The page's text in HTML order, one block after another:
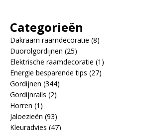
Categorieën
Dakraam raamdecoratie (8)
Duorolgordijnen (25)
Elektrische raamdecoratie (1)
Energie besparende tips (27)
Gordijnen (344)
Gordijnrails (2)
Horren (1)
Jaloezieën (93)
Kleuradvies (47)